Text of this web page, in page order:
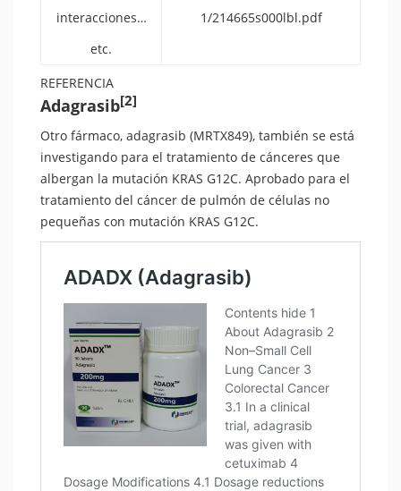
interacciones…
etc.
1/214665s000lbl.pdf
REFERENCIA
Adagrasib[2]
Otro fármaco, adagrasib (MRTX849), también se está
investigando para el tratamiento de cánceres que
albergan la mutación KRAS G12C. Aprobado para el
tratamiento del cáncer de pulmón de células no
pequeñas con mutación KRAS G12C.